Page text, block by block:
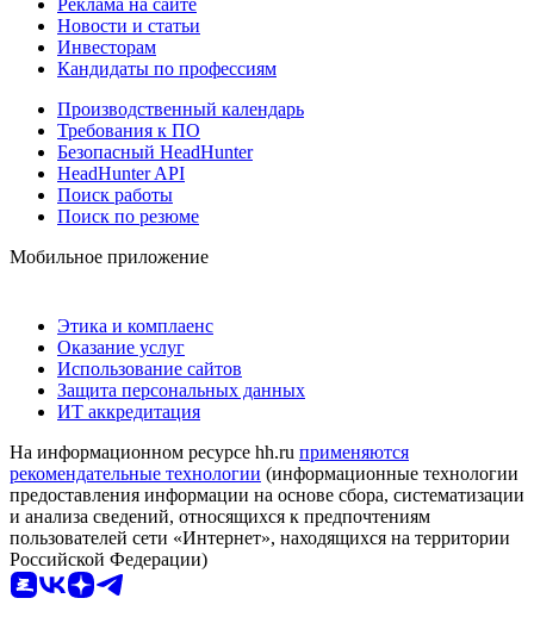
Новости и статьи
Инвесторам
Кандидаты по профессиям
Производственный календарь
Требования к ПО
Безопасный HeadHunter
HeadHunter API
Поиск работы
Поиск по резюме
Мобильное приложение
Этика и комплаенс
Оказание услуг
Использование сайтов
Защита персональных данных
ИТ аккредитация
На информационном ресурсе hh.ru применяются
рекомендательные технологии (информационные технологии
предоставления информации на основе сбора, систематизации
и анализа сведений, относящихся к предпочтениям
пользователей сети «Интернет», находящихся на территории
Российской Федерации)